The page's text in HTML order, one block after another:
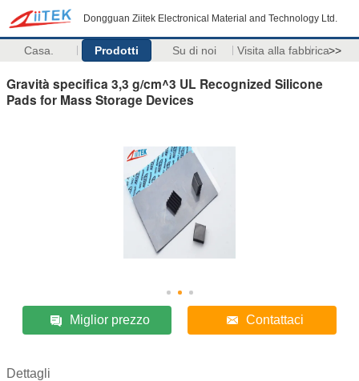
Dongguan Ziitek Electronical Material and Technology Ltd.
Casa. Prodotti Su di noi Visita alla fabbrica>>
Gravità specifica 3,3 g/cm^3 UL Recognized Silicone
Pads for Mass Storage Devices
Miglior prezzo Contattaci
Dettagli